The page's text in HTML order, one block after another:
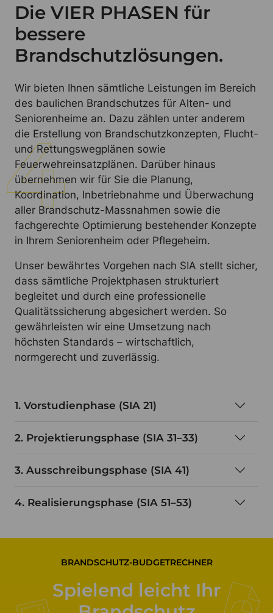
Die VIER PHASEN für
bessere
Brandschutzlösungen.
Wir bieten Ihnen sämtliche Leistungen im Bereich
des baulichen Brandschutzes für Alten- und
Seniorenheime an. Dazu zählen unter anderem
die Erstellung von Brandschutzkonzepten, Flucht-
und Rettungswegplänen sowie
Feuerwehreinsatzplänen. Darüber hinaus
übernehmen wir für Sie die Planung,
Koordination, Inbetriebnahme und Überwachung
aller Brandschutz-Massnahmen sowie die
fachgerechte Optimierung bestehender Konzepte
in Ihrem Seniorenheim oder Pflegeheim.
Unser bewährtes Vorgehen nach SIA stellt sicher,
dass sämtliche Projektphasen strukturiert
begleitet und durch eine professionelle
Qualitätssicherung abgesichert werden. So
gewährleisten wir eine Umsetzung nach
höchsten Standards – wirtschaftlich,
normgerecht und zuverlässig.
1. Vorstudienphase (SIA 21)
2. Projektierungsphase (SIA 31–33)
3. Ausschreibungsphase (SIA 41)
4. Realisierungsphase (SIA 51–53)
BRANDSCHUTZ-BUDGETRECHNER
Spielend leicht Ihr